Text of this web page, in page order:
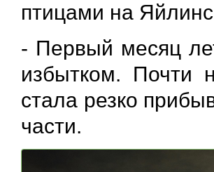
птицами на
- Первый месяц
избытком. Почти
стала резко
части.